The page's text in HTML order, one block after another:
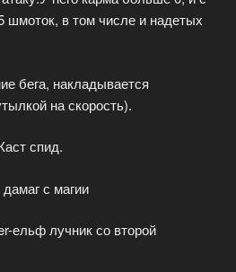
шмоток, в том числе и надетых
бега, накладывается
на скорость).
спид.
с магии
ельф лучник со второй